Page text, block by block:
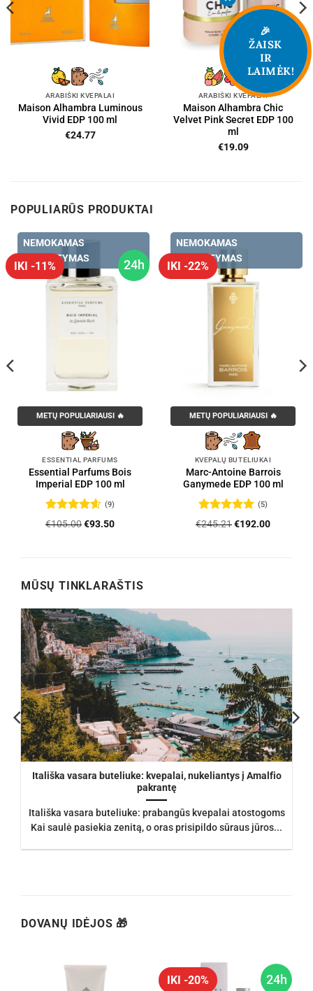
ARABIŠKI KVEPALAI
Maison Alhambra Luminous
Vivid EDP 100 ml
€24.77
ARABIŠKI KVEPALAI
Maison Alhambra Chic
Velvet Pink Secret EDP 100
ml
€19.09
POPULIARŪS PRODUKTAI
24h
IKI -11%
NEMOKAMAS
PRISTATYMAS
METŲ POPULIARIAUSI 🔥
ESSENTIAL PARFUMS
Essential Parfums Bois
Imperial EDP 100 ml
Įvertinimas:
(9)
€105.00Original
€93.50Current
IKI -22%
NEMOKAMAS
PRISTATYMAS
METŲ POPULIARIAUSI 🔥
KVEPALŲ BUTELIUKAI
Marc-Antoine Barrois
Ganymede EDP 100 ml
Įvertinimas:
(5)
€245.21Original
€192.00Current
MŪSŲ TINKLARAŠTIS
Itališka vasara buteliuke: kvepalai, nukeliantys į Amalfio
pakrantę
Itališka vasara buteliuke: prabangūs kvepalai atostogoms
Kai saulė pasiekia zenitą, o oras prisipildo sūraus jūros...
DOVANŲ IDĖJOS 🎁
24h
IKI -20%
🎉
ŽAISK
IR
LAIMĖK!